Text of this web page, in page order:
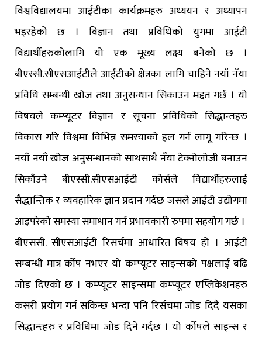
विश्वविद्यालयमा आईटीका कार्यक्रमहरु अध्ययन र अध्यापन
भइरहेको छ । विज्ञान तथा प्रविधिको युगमा आईटी
विद्यार्थीहरुकोलागि यो एक मूख्य लक्ष्य बनेको छ ।
बीएस्सी.सीएसआईटीले आईटीको क्षेत्रका लागि चाहिने नयाँ नँया
प्रविधि सम्बन्धी खोज तथा अनुसन्धान सिकाउन मद्दत गर्छ । यो
विषयले कम्प्यूटर विज्ञान र सूचना प्रविधिको सिद्धान्तहरु
विकास गरि विश्वमा विभिन्न समस्याको हल गर्न लागू गरिन्छ ।
नयाँ नयाँ खोज अनुसन्धानको साथसाथै नँया टेक्नोलोजी बनाउन
सिकाँउने बीएस्सी.सीएसआईटी कोर्सले विद्यार्थीहरुलाई
सैद्धान्तिक र व्यवहारिक ज्ञान प्रदान गर्दछ जसले आईटी उद्योगमा
आइपरेको समस्या समाधान गर्न प्रभावकारी रुपमा सहयोग गर्छ ।
बीएससी. सीएसआईटी रिसर्चमा आधारित विषय हो । आईटी
सम्बन्धी मात्र र्कोष नभएर यो कम्प्यूटर साइन्सको पक्षलाई बढि
जोड दिएको छ । कम्प्यूटर साइन्समा कम्प्यूटर एप्लिकेशनहरु
कसरी प्रयोग गर्न सकिन्छ भन्दा पनि रिर्सचमा जोड दिदै यसका
सिद्धान्त्हरु र प्रविधिमा जोड दिने गर्दछ । यो र्कोषले साइन्स र